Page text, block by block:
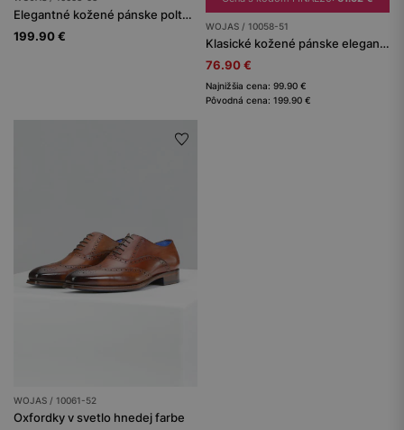
Elegantné kožené pánske poltopánky hnedej farby
199.90 €
WOJAS / 10058-51
Klasické kožené pánske elegantné topánky
76.90 €
Najnižšia cena: 99.90 €
Pôvodná cena: 199.90 €
WOJAS / 10061-52
Oxfordky v svetlo hnedej farbe